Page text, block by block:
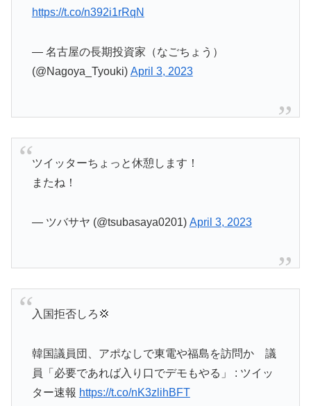
https://t.co/n392i1rRqN
— 名古屋の長期投資家（なごちょう）
(@Nagoya_Tyouki) April 3, 2023
ツイッターちょっと休憩します！
またね！
— ツバサヤ (@tsubasaya0201) April 3, 2023
入国拒否しろ💢
韓国議員団、アポなしで東電や福島を訪問か 議
員「必要であれば入り口でデモもやる」 : ツイッ
ター速報 https://t.co/nK3zlihBFT